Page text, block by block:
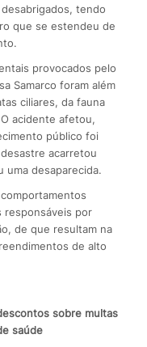
tendo
que se estendeu de
provocados pelo
Samarco foram além
ciliares, da fauna
acidente afetou,
público foi
acarretou
uma desaparecida.
responsáveis por
de que resultam na
de alto
sobre multas
saúde